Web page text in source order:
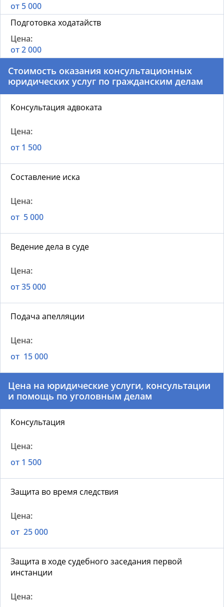
от 5 000
Подготовка ходатайств
от 2 000
Стоимость оказания консультационных
юридических услуг по гражданским делам
Консультация адвоката
от 1 500
Составление иска
от 5 000
Ведение дела в суде
от 35 000
Подача апелляции
от 15 000
Цена на юридические услуги, консультации
и помощь по уголовным делам
Консультация
от 1 500
Защита во время следствия
от 25 000
Защита в ходе судебного заседания первой
инстанции